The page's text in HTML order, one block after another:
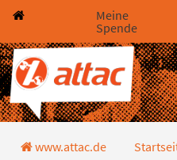
Direkt zum Hauptinhalt springen
Direkt zur Haupt-Navigation
Direkt zur Service-Navigation
Direkt zur Footer-Navigation
Direkt zum Footerinhalt springen
Meine
Spende
Teaser-
www.attac.de